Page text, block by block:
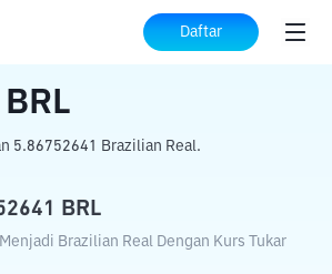
Daftar
Kripto ke BRL
BRL
5.86752641 Brazilian Real.
BRL
Brazilian Real Dengan Kurs Tukar